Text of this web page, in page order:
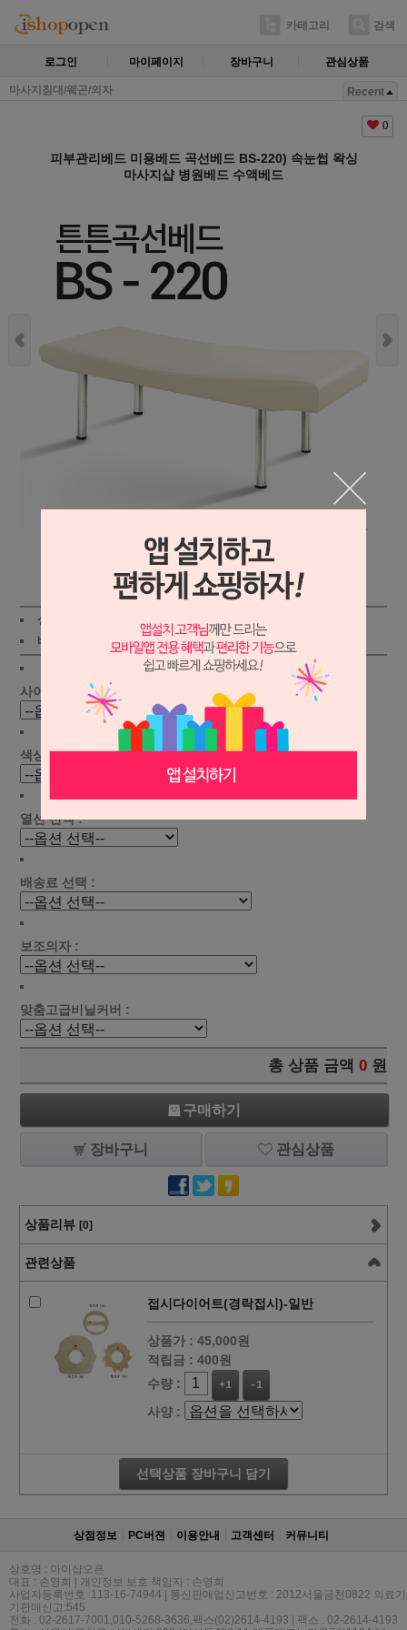
카테고리 검색
로그인 마이페이지 장바구니 관심상품
마사지침대/웨곤/의자 Recent
0
피부관리베드 미용베드 곡선베드 BS-220) 속눈썹 왁싱
마사지샵 병원베드 수액베드
상세보기
상품가 :
배송비 :
(조건) ! 지역별 !
사이즈 선택 :
색상 선택 :
열선 선택 :
배송료 선택 :
보조의자 :
맞춤고급비닐커버 :
총 상품 금액 0 원
구매하기
장바구니 관심상품
상품리뷰 [0]
관련상품
접시다이어트(경락접시)-일반
상품가 : 45,000원
적립금 : 400원
수량 :
+1 -1
사양 :
선택상품 장바구니 담기
상점정보 PC버젼 이용안내 고객센터 커뮤니티
상호명 : 아이샵오픈
대표 : 손영희 | 개인정보 보호 책임자 : 손영희
사업자등록번호 :113-16-74944 | 통신판매업신고번호 : 2012서울금천0822 의료기
기판매신고:545
전화 : 02-2617-7001,010-5268-3636,팩스(02)2614-4193 | 팩스 : 02-2614-4193